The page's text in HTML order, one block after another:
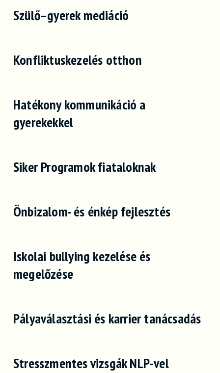
Szülő–gyerek mediáció
Konfliktuskezelés otthon
Hatékony kommunikáció a
gyerekekkel
Siker Programok fiataloknak
Önbizalom- és énkép fejlesztés
Iskolai bullying kezelése és
megelőzése
Pályaválasztási és karrier tanácsadás
Stresszmentes vizsgák NLP-vel